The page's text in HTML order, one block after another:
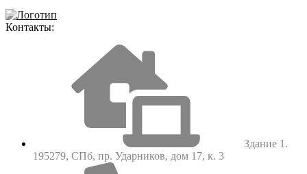
Контакты:
Здание 1.
195279, СПб, пр. Ударников, дом 17, к. 3